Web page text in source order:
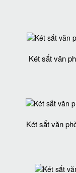
Két sắt văn
Két sắt văn